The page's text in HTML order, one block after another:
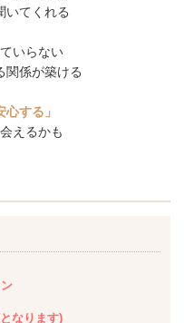
いてくれる
いらない
関係が築ける
心する」
えるかも
なります)